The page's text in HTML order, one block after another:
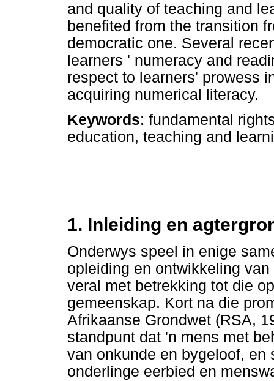
and quality of teaching and
benefited from the transition
democratic one. Several
learners ' numeracy and
respect to learners' prowess
acquiring numerical literacy.
Keywords: fundamental
education, teaching and
1. Inleiding en
Onderwys speel in enige
opleiding en ontwikkeling
veral met betrekking tot die
gemeenskap. Kort na die
Afrikaanse Grondwet (RSA,
standpunt dat 'n mens met
van onkunde en bygeloof, en
onderlinge eerbied en